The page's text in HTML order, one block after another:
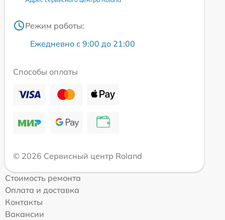
Режим работы:
Ежедневно с 9:00 до 21:00
Способы оплаты
© 2026 Сервисный центр Roland
Стоимость ремонта
Оплата и доставка
Контакты
Вакансии